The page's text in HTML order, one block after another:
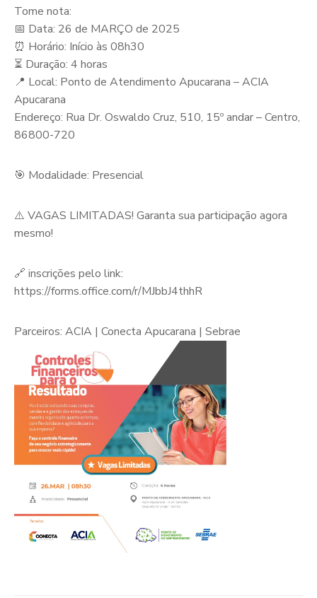
Tome nota:
📅 Data: 26 de MARÇO de 2025
⏰ Horário: Início às 08h30
⏳ Duração: 4 horas
📍 Local: Ponto de Atendimento Apucarana – ACIA
Apucarana
Endereço: Rua Dr. Oswaldo Cruz, 510, 15º andar – Centro,
86800-720
🎯 Modalidade: Presencial
⚠️ VAGAS LIMITADAS! Garanta sua participação agora
mesmo!
🔗 inscrições pelo link:
https://forms.office.com/r/MJbbJ4thhR
Parceiros: ACIA | Conecta Apucarana | Sebrae